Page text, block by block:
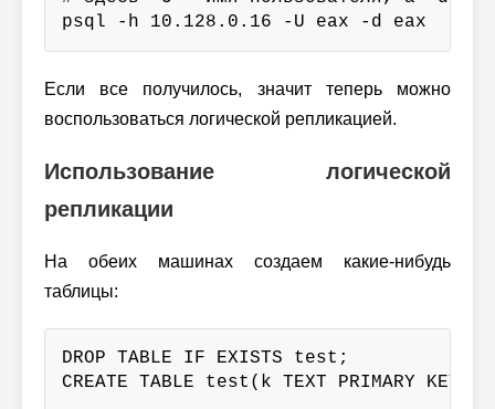
psql -h 10.128.0.16 -U eax -d eax
Если все получилось, значит теперь можно
воспользоваться логической репликацией.
Использование логической
репликации
На обеих машинах создаем какие-нибудь
таблицы:
DROP TABLE IF EXISTS test;
CREATE TABLE test(k TEXT PRIMARY KEY,